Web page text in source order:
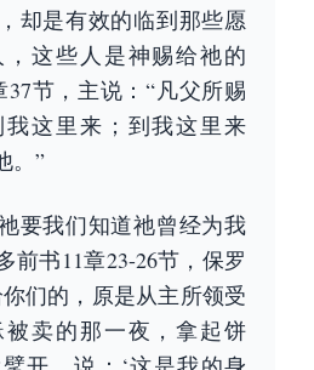
却是有效的临到那些愿
这些人是神赐给祂的
节，主说：“凡父所赐
这里来；到我这里来
。”
要我们知道祂曾经为我
前书11章23-26节，保罗
们的，原是从主所领受
卖的那一夜，拿起饼